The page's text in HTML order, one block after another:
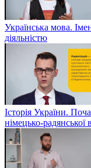
Українська мова.
діяльністю
Історія України.
німецько-радянської